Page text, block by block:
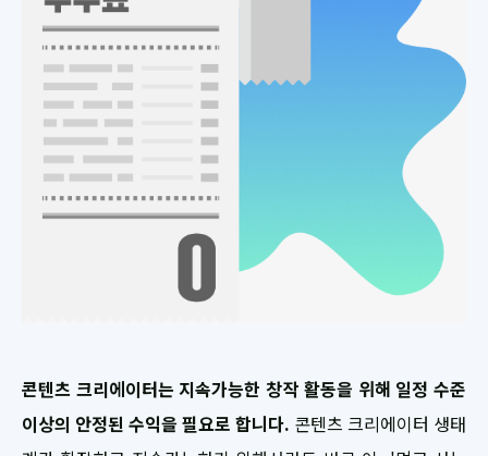
콘텐츠 크리에이터는 지속가능한 창작 활동을 위해 일정 수준
이상의 안정된 수익을 필요로 합니다. 콘텐츠 크리에이터 생태